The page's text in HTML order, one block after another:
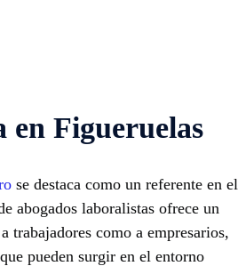
en Figueruelas
se destaca como un referente en el
abogados laboralistas ofrece un
trabajadores como a empresarios,
pueden surgir en el entorno